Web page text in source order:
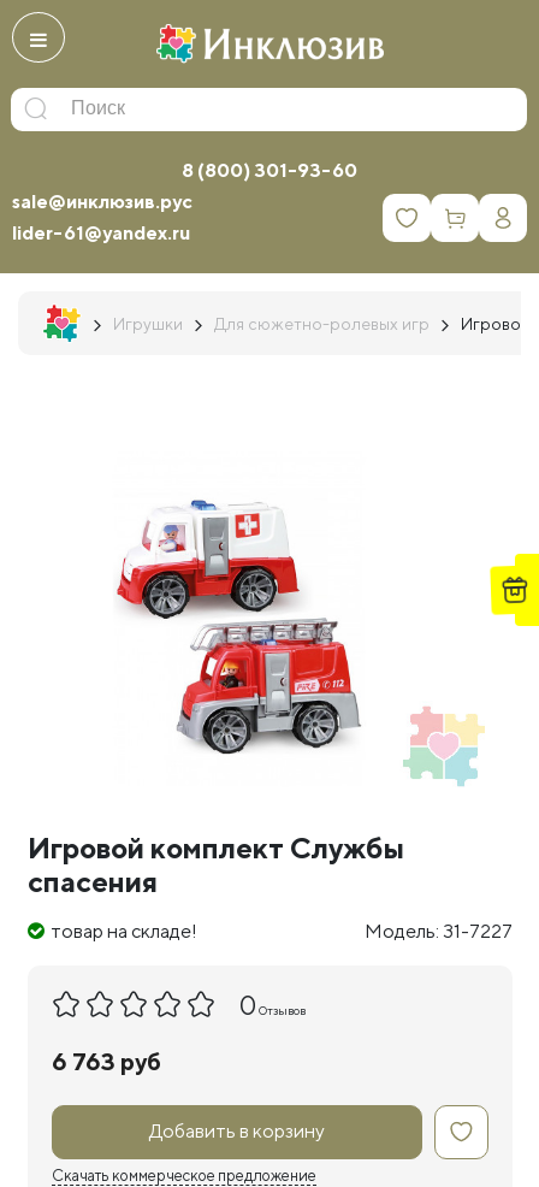
8 (800) 301-93-60
sale@инклюзив.рус
lider-61@yandex.ru
0
Игрушки Для сюжетно-ролевых игр Игровой
Игровой комплект Службы
спасения
товар на складе! Модель: 31-7227
0 Отзывов
6 763 руб
Добавить в корзину
Скачать коммерческое предложение